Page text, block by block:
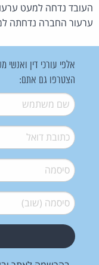
העובד נדחה למעט
ערעור החברה נדחתה
אלפי עורכי דין ואנשי
הצטרפו גם אתם:
שם משתמש*
דואל*
סיסמה*
סיסמה (שוב)*